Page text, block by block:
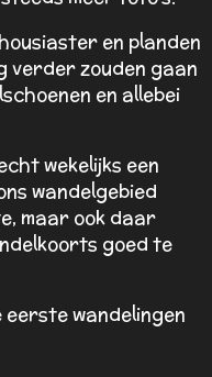
en planden
verder zouden gaan
en allebei
wekelijks een
wandelgebied
maar ook daar
goed te
eerste wandelingen